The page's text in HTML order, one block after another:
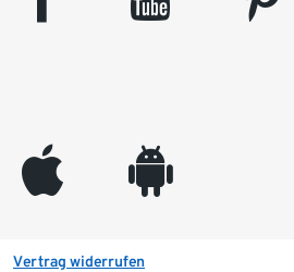
appleinc android
Vertrag widerrufen